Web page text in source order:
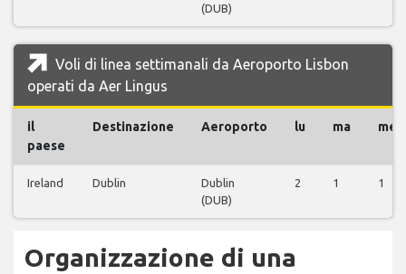
(DUB)
Voli di linea settimanali da Aeroporto Lisbon
operati da Aer Lingus
il
paese
Destinazione Aeroporto lu ma me
Ireland Dublin
Dublin
(DUB)
2 1 1
Organizzazione di una